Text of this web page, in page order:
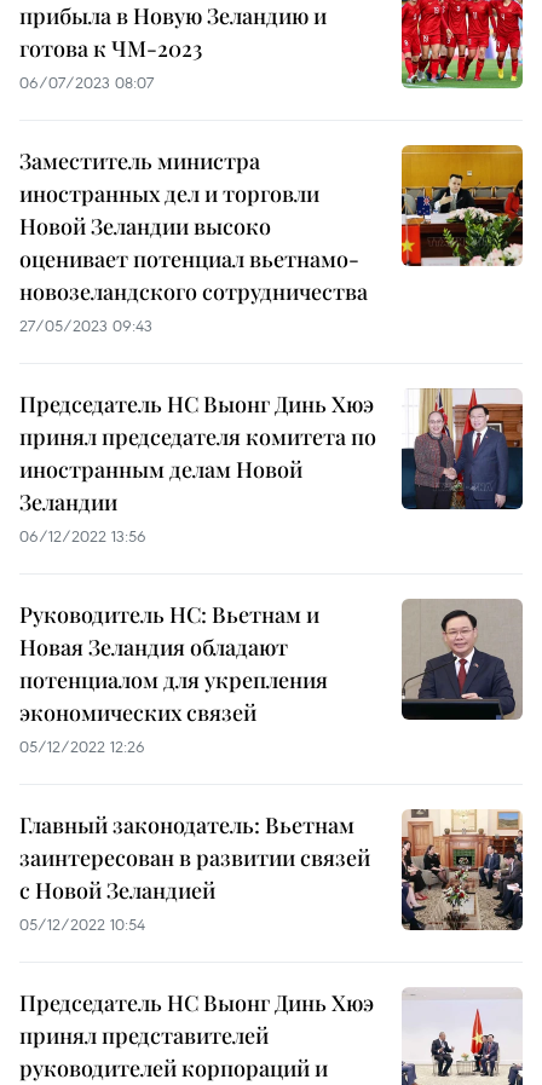
прибыла в Новую Зеландию и
готова к ЧМ-2023
06/07/2023 08:07
Заместитель министра
иностранных дел и торговли
Новой Зеландии высоко
оценивает потенциал вьетнамо-
новозеландского сотрудничества
27/05/2023 09:43
Председатель НС Выонг Динь Хюэ
принял председателя комитета по
иностранным делам Новой
Зеландии
06/12/2022 13:56
Руководитель НС: Вьетнам и
Новая Зеландия обладают
потенциалом для укрепления
экономических связей
05/12/2022 12:26
Главный законодатель: Вьетнам
заинтересован в развитии связей
с Новой Зеландией
05/12/2022 10:54
Председатель НC Выонг Динь Хюэ
принял представителей
руководителей корпораций и